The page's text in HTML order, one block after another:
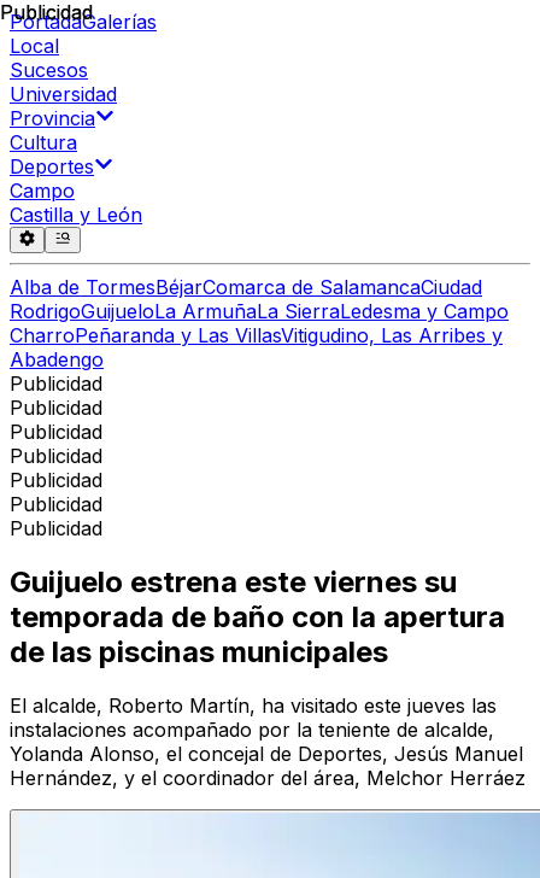
PortadaGalerías
Local
Sucesos
Universidad
Provincia
Cultura
Deportes
Campo
Castilla y León
Alba de TormesBéjarComarca de SalamancaCiudad
RodrigoGuijueloLa ArmuñaLa SierraLedesma y Campo
CharroPeñaranda y Las VillasVitigudino, Las Arribes y
Abadengo
Publicidad
Publicidad
Publicidad
Publicidad
Publicidad
Publicidad
Publicidad
Publicidad
Guijuelo estrena este viernes su
temporada de baño con la apertura
de las piscinas municipales
El alcalde, Roberto Martín, ha visitado este jueves las
instalaciones acompañado por la teniente de alcalde,
Yolanda Alonso, el concejal de Deportes, Jesús Manuel
Hernández, y el coordinador del área, Melchor Herráez
Publicidad